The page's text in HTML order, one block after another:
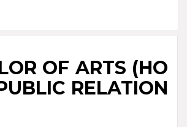
OF ARTS (HO
RELATION